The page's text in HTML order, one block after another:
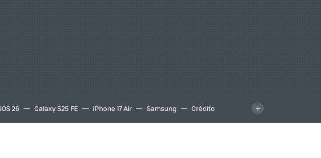
iOS 26 Galaxy S25 FE iPhone 17 Air Samsung
Crédito